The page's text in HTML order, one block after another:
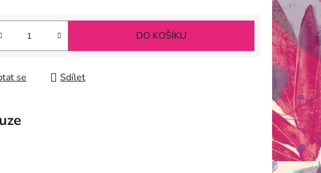
DO KOŠÍKU
se Sdílet